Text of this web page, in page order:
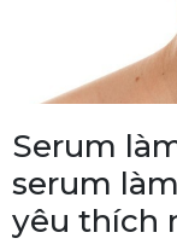
Serum
serum
yêu thích